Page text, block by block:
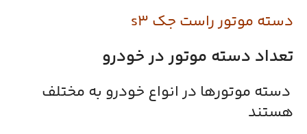
دسته موتور راست جک s3
تعداد دسته موتور در خودرو
دسته موتورها در انواع خودرو به مختلف
هستند